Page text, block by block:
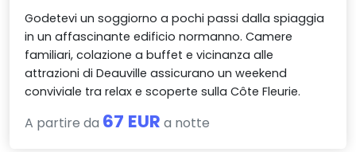
Godetevi un soggiorno a pochi passi dalla spiaggia
in un affascinante edificio normanno. Camere
familiari, colazione a buffet e vicinanza alle
attrazioni di Deauville assicurano un weekend
conviviale tra relax e scoperte sulla Côte Fleurie.
A partire da 67 EUR a notte